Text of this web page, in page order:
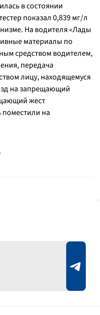
в состоянии
показал 0,839 мг/л
На водителя «Лады
материалы по
средством водителем,
передача
лицу, находящемуся
на запрещающий
жест
на